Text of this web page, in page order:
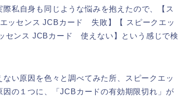
私自身も同じような悩みを抱えたので、【ス
ッセンス JCBカード 失敗】【 スピークエッ
ンス JCBカード 使えない】という感じで検
い原因を色々と調べてみた所、スピークエッ
の１つに、「JCBカードの有効期限切れ」が